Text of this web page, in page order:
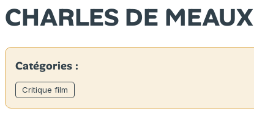
CHARLES DE MEAUX
Catégories :
Critique film